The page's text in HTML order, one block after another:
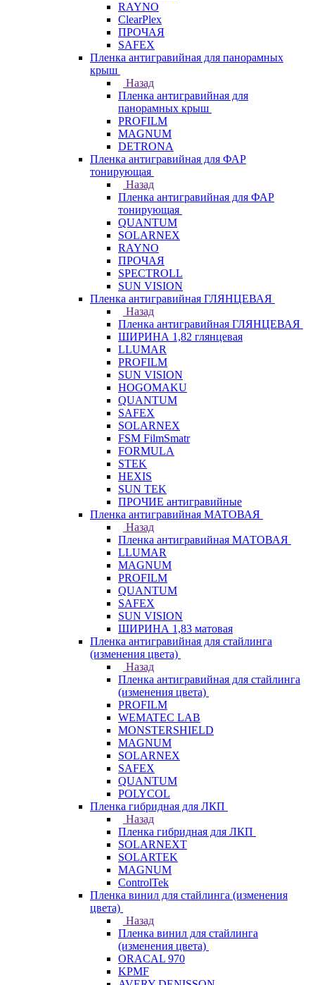
RAYNO
ClearPlex
ПРОЧАЯ
SAFEX
Пленка антигравийная для панорамных
крыш
Назад
Пленка антигравийная для
панорамных крыш
PROFILM
MAGNUM
DETRONA
Пленка антигравийная для ФАР
тонирующая
Назад
Пленка антигравийная для ФАР
тонирующая
QUANTUM
SOLARNEX
RAYNO
ПРОЧАЯ
SPECTROLL
SUN VISION
Пленка антигравийная ГЛЯНЦЕВАЯ
Назад
Пленка антигравийная ГЛЯНЦЕВАЯ
ШИРИНА 1,82 глянцевая
LLUMAR
PROFILM
SUN VISION
HOGOMAKU
QUANTUM
SAFEX
SOLARNEX
FSM FilmSmatr
FORMULA
STEK
HEXIS
SUN TEK
ПРОЧИЕ антигравийные
Пленка антигравийная МАТОВАЯ
Назад
Пленка антигравийная МАТОВАЯ
LLUMAR
MAGNUM
PROFILM
QUANTUM
SAFEX
SUN VISION
ШИРИНА 1,83 матовая
Пленка антигравийная для стайлинга
(изменения цвета)
Назад
Пленка антигравийная для стайлинга
(изменения цвета)
PROFILM
WEMATEC LAB
MONSTERSHIELD
MAGNUM
SOLARNEX
SAFEX
QUANTUM
POLYCOL
Пленка гибридная для ЛКП
Назад
Пленка гибридная для ЛКП
SOLARNEXT
SOLARTEK
MAGNUM
ControlTek
Пленка винил для стайлинга (изменения
цвета)
Назад
Пленка винил для стайлинга
(изменения цвета)
ORACAL 970
KPMF